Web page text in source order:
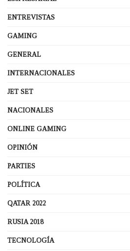
ENTREVISTAS
GAMING
GENERAL
INTERNACIONALES
JET SET
NACIONALES
ONLINE GAMING
OPINIÓN
PARTIES
POLÍTICA
QATAR 2022
RUSIA 2018
TECNOLOGÍA